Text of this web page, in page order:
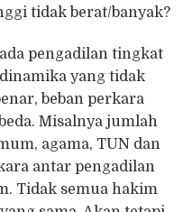
tidak berat/banyak?
pengadilan tingkat
yang tidak
beban perkara
Misalnya jumlah
agama, TUN dan
antar pengadilan
Tidak semua hakim